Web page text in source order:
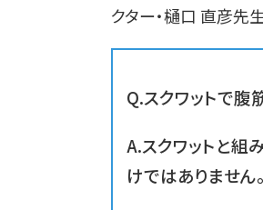
クター・樋口 直彦先
Q.スクワットで腹
A.スクワットと組
けではありません。